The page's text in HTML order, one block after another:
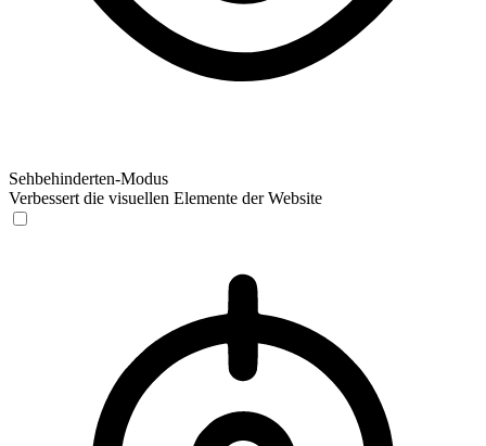
Sehbehinderten-Modus
Verbessert die visuellen Elemente der Website